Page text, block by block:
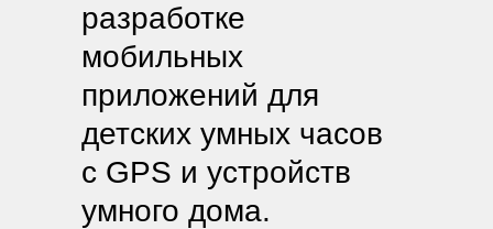
разработке
мобильных
приложений для
детских умных часов
с GPS и устройств
умного дома.